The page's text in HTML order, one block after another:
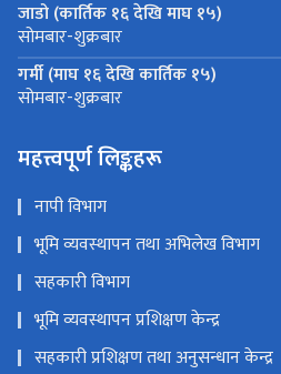
जाडो (कार्तिक १६ देखि माघ १५)
सोमबार-शुक्रबार
गर्मी (माघ १६ देखि कार्तिक १५)
सोमबार-शुक्रबार
महत्त्वपूर्ण लिङ्कहरू
नापी विभाग
भूमि व्यवस्थापन तथा अभिलेख विभाग
सहकारी विभाग
भूमि व्यवस्थापन प्रशिक्षण केन्द्र
सहकारी प्रशिक्षण तथा अनुसन्धान केन्द्र